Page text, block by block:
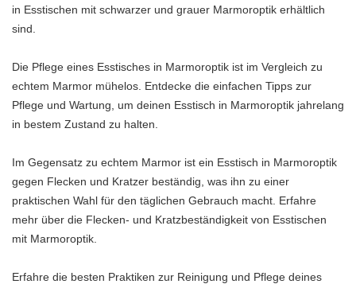
in Esstischen mit schwarzer und grauer Marmoroptik erhältlich
sind.
Die Pflege eines Esstisches in Marmoroptik ist im Vergleich zu
echtem Marmor mühelos. Entdecke die einfachen Tipps zur
Pflege und Wartung, um deinen Esstisch in Marmoroptik jahrelang
in bestem Zustand zu halten.
Im Gegensatz zu echtem Marmor ist ein Esstisch in Marmoroptik
gegen Flecken und Kratzer beständig, was ihn zu einer
praktischen Wahl für den täglichen Gebrauch macht. Erfahre
mehr über die Flecken- und Kratzbeständigkeit von Esstischen
mit Marmoroptik.
Erfahre die besten Praktiken zur Reinigung und Pflege deines